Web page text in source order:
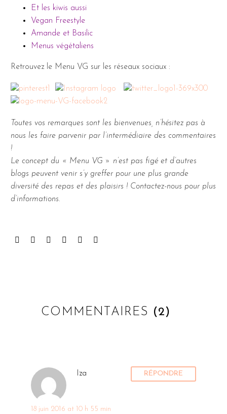
Et les kiwis aussi
Vegan Freestyle
Amande et Basilic
Menus végétaliens
Retrouvez le Menu VG sur les réseaux sociaux :
Toutes vos remarques sont les bienvenues, n’hésitez pas à
nous les faire parvenir par l’intermédiaire des commentaires
!
Le concept du « Menu VG » n’est pas figé et d’autres
blogs peuvent venir s’y greffer pour une plus grande
diversité des repas et des plaisirs ! Contactez-nous pour plus
d’informations.
COMMENTAIRES (2)
Iza
18 juin 2016 at 10 h 55 min
RÉPONDRE